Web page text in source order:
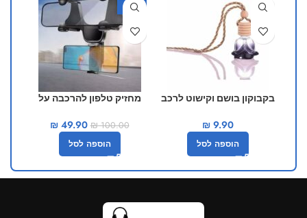
בקבוקון בושם וקישוט לרכב
₪9.90
הוספה לסל
-50%
מחזיק טלפון להרכבה על
₪100.00
₪49.90
הוספה לסל